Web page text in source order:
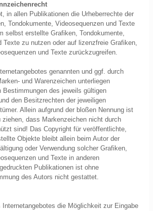
in allen Publikationen die Urheberrechte der
Tondokumente, Videosequenzen und Texte
selbst erstellte Grafiken, Tondokumente,
Texte zu nutzen oder auf lizenzfreie Grafiken,
und Texte zurückzugreifen.
genannten und ggf. durch
und Warenzeichen unterliegen
Bestimmungen des jeweils gültigen
den Besitzrechten der jeweiligen
Allein aufgrund der bloßen Nennung ist
dass Markenzeichen nicht durch
sind! Das Copyright für veröffentlichte,
Objekte bleibt allein beim Autor der
oder Verwendung solcher Grafiken,
und Texte in anderen
Publikationen ist ohne
des Autors nicht gestattet.
Internetangebotes die Möglichkeit zur Eingabe